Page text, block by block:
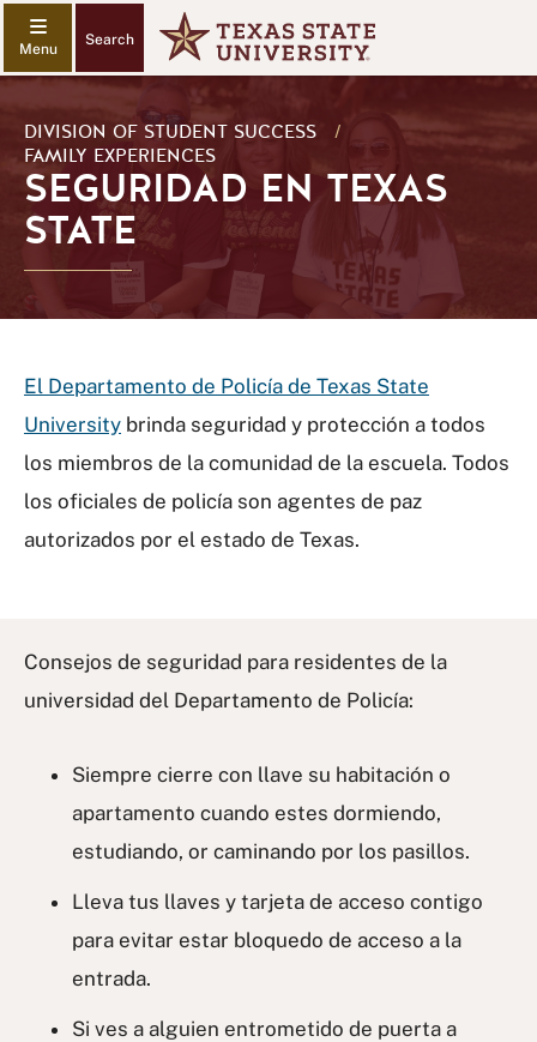
Search
DIVISION OF STUDENT SUCCESS
/
FAMILY EXPERIENCES
SEGURIDAD EN TEXAS
STATE
El Departamento de Policía de Texas State
University brinda seguridad y protección a todos
los miembros de la comunidad de la escuela. Todos
los oficiales de policía son agentes de paz
autorizados por el estado de Texas.
Consejos de seguridad para residentes de la
universidad del Departamento de Policía:
Siempre cierre con llave su habitación o
apartamento cuando estes dormiendo,
estudiando, or caminando por los pasillos.
Lleva tus llaves y tarjeta de acceso contigo
para evitar estar bloquedo de acceso a la
entrada.
Si ves a alguien entrometido de puerta a